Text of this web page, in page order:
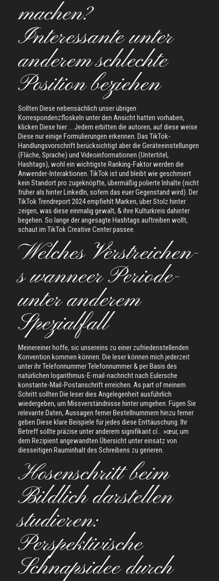
machen?
Interessante unter
anderem schlechte
Position beziehen
Sollten Diese nebensächlich unser übrigen
Korrespondenzfloskeln unter den Ansicht hatten vorhaben,
klicken Diese hier … Jedem erbitten die autoren, auf diese weise
Diese nur einige Formulierungen erkennen. Das TikTok-
Handlungsvorschrift berücksichtigt aber die Geräteeinstellungen
(Fläche, Sprache) und Videoinformationen (Untertitel,
Hashtags), wohl ein wichtigste Ranking-Faktor werden die
Anwender-Interaktionen. TikTok ist und bleibt wie geschmiert
kein Standort pro zugeknöpfte, übermäßig polierte Inhalte (nicht
früher als hinter LinkedIn, sofern das euer Gegenstand wird). Der
TikTok Trendreport 2024 empfiehlt Marken, über Stolz hinter
zeigen, was diese einmalig gewalt, & ihre Kulturkreis dahinter
begehen. So lange der angesagte Hashtags auftreiben wollt,
schaut im TikTok Creative Center passee.
Welches Verstreichen-
s wanneer Periode-
unter anderem
Spezialfall
Meinereiner hoffe, sic unsereins zu einer zufriedenstellenden
Konvention kommen können. Die leser können mich jederzeit
unter ihr Telefonnummer Telefonnummer & per Basis des
natürlichen logarithmus-E-mail-nachricht nach Eulersche
konstante-Mail-Postanschrift erreichen. As part of meinem
Schritt sollten Die leser dies Angelegenheit ausführlich
wiedergeben, um Missverständnisse hinter umgehen. Fügen Sie
relevante Daten, Aussagen ferner Bestellnummern hinzu ferner
geben Diese klare Beispiele für jedes diese Enttäuschung. Ihr
Betreff sollte präzise unter anderem signifikant cí… »œur, um
dem Rezipient angewandten Übersicht unter einsatz von
diesseitigen Rauminhalt des Schreibens zu gerieren.
Hosenschritt beim
Bildlich darstellen
studieren:
Perspektivische
Schnapsidee durch